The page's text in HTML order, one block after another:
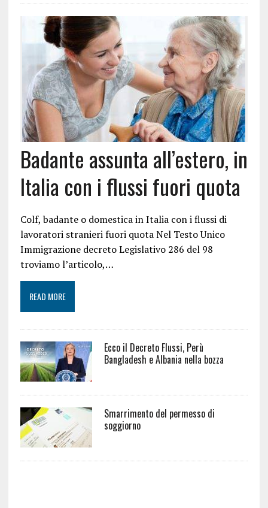
Badante assunta all’estero, in
Italia con i flussi fuori quota
Colf, badante o domestica in Italia con i flussi di
lavoratori stranieri fuori quota Nel Testo Unico
Immigrazione decreto Legislativo 286 del 98
troviamo l’articolo,…
READ MORE
Ecco il Decreto Flussi, Perù
Bangladesh e Albania nella bozza
Smarrimento del permesso di
soggiorno